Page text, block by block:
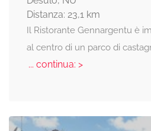
Distanza: 23,1 km
Il Ristorante Gennargentu è
al centro di un parco di
... continua: >